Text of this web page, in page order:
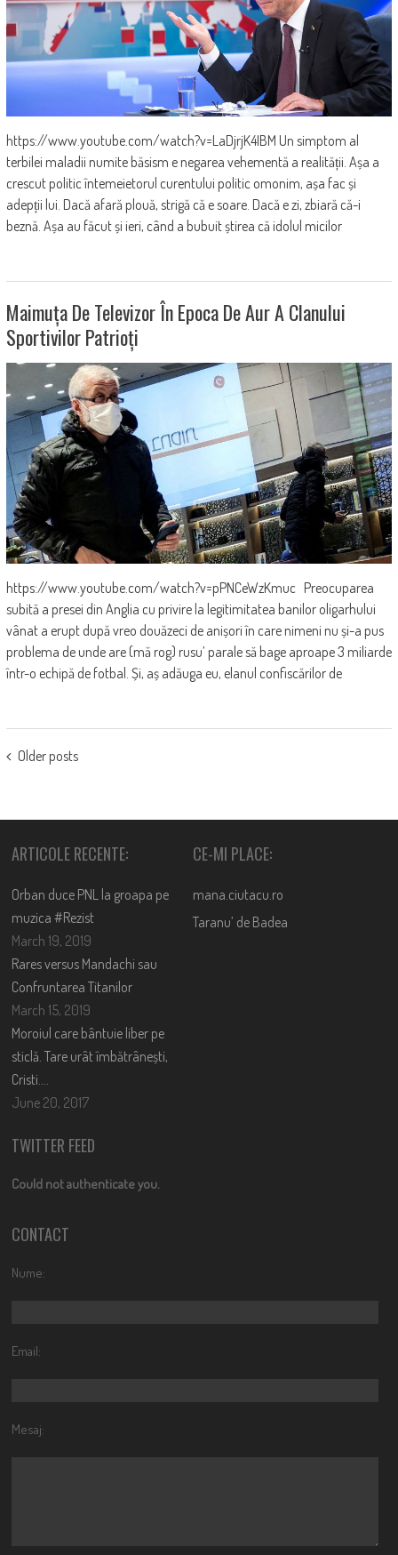
https://www.youtube.com/watch?v=LaDjrjK4IBM Un simptom al
terbilei maladii numite băsism e negarea vehementă a realității. Așa a
crescut politic întemeietorul curentului politic omonim, așa fac și
adepții lui. Dacă afară plouă, strigă că e soare. Dacă e zi, zbiară că-i
beznă. Așa au făcut și ieri, când a bubuit știrea că idolul micilor
Maimuța De Televizor În Epoca De Aur A Clanului
Sportivilor Patrioți
https://www.youtube.com/watch?v=pPNCeWzKmuc Preocuparea
subită a presei din Anglia cu privire la legitimitatea banilor oligarhului
vânat a erupt după vreo douăzeci de anișori în care nimeni nu și-a pus
problema de unde are (mă rog) rusu’ parale să bage aproape 3 miliarde
într-o echipă de fotbal. Și, aș adăuga eu, elanul confiscărilor de
POSTS
Older posts
ARTICOLE RECENTE:
Orban duce PNL la groapa pe
muzica #Rezist
March 19, 2019
Rares versus Mandachi sau
Confruntarea Titanilor
March 15, 2019
Moroiul care bântuie liber pe
sticlă. Tare urât îmbătrânești,
Cristi….
June 20, 2017
CE-MI PLACE:
mana.ciutacu.ro
Taranu’ de Badea
TWITTER FEED
Could not authenticate you.
CONTACT
Nume:
Email:
Mesaj: